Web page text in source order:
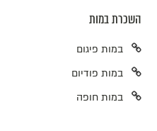
השכרת במות
במות פיגום
במות פודיום
במות חופה